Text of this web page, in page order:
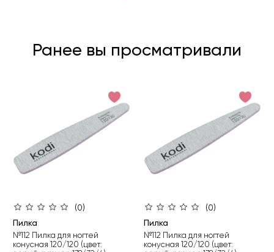
Ранее вы просматривали
(0)
Пилка
№112 Пилка для ногтей
конусная 120/120 (цвет:
(0)
Пилка
№112 Пилка для ногтей
конусная 120/120 (цвет: